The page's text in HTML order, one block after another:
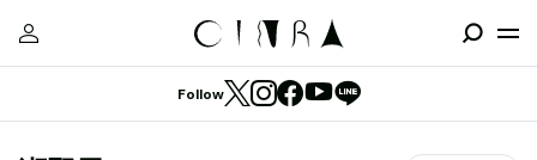
Follow